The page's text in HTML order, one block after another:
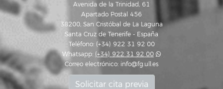
Avenida de la Trinidad, 61
Apartado Postal 456
38200, San Cristóbal de La Laguna
Santa Cruz de Tenerife - España
Teléfono: (+34) 922 31 92 00
Whatsapp: (+34) 922 31 92 00
Correo electrónico: info@fg.ull.es
Solicitar cita previa